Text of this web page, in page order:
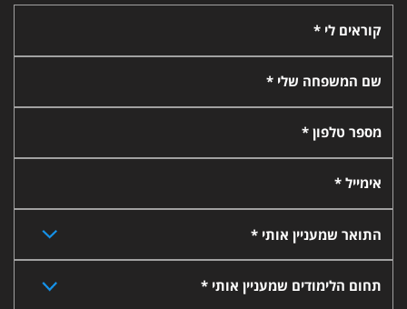
קוראים לי *
שם המשפחה שלי *
מספר טלפון *
אימייל *
התואר שמעניין אותי *
תחום הלימודים שמעניין אותי *